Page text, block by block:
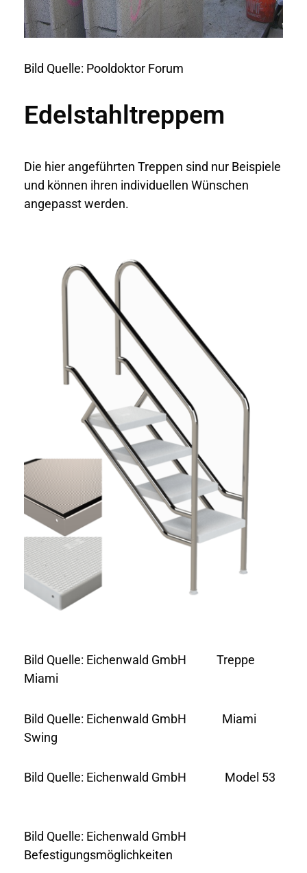
Bild Quelle: Pooldoktor Forum
Edelstahltreppem
Die hier angeführten Treppen sind nur Beispiele
und können ihren individuellen Wünschen
angepasst werden.
Bild Quelle: Eichenwald GmbH Treppe
Miami
Bild Quelle: Eichenwald GmbH Miami
Swing
Bild Quelle: Eichenwald GmbH Model 53
Bild Quelle: Eichenwald GmbH
Befestigungsmöglichkeiten